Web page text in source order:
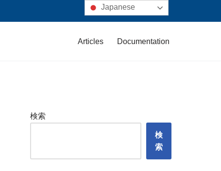
Articles Documentation
検索
検
索
Japanese